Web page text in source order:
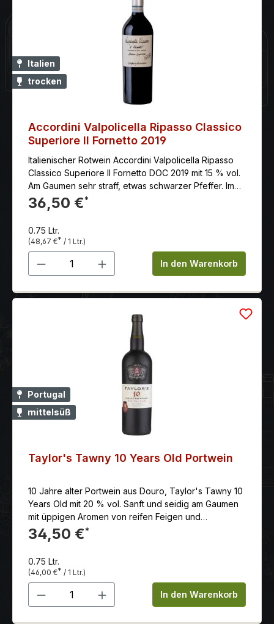
Italien
trocken
Accordini Valpolicella Ripasso Classico
Superiore Il Fornetto 2019
Italienischer Rotwein Accordini Valpolicella Ripasso
Classico Superiore Il Fornetto DOC 2019 mit 15 % vol.
Am Gaumen sehr straff, etwas schwarzer Pfeffer. Im
Nachhall sehr reife, weiche Tanine - gestützt durch
eine frische Säure die typisch für einen Valpolicella
36,50 €*
0.75 Ltr.
(48,67 €* / 1 Ltr.)
Produkt Anzahl: Gib denIn den Warenkorb
Portugal
mittelsüß
Taylor's Tawny 10 Years Old Portwein
10 Jahre alter Portwein aus Douro, Taylor's Tawny 10
Years Old mit 20 % vol. Sanft und seidig am Gaumen
mit üppigen Aromen von reifen Feigen und
marmeladigen Noten, die im Finale lange nachhallen.
Rebsorten: Tinta Amarela, Touriga Nacional, Touriga
Portugal Anbaugebiet: Douro DOC Erzeuger: Taylor's
Port Rebsorten: Tinta Amarela, Touriga Nacional,
Touriga Francesa, Tinta Roriz, Tinta Barocca, Tinta
Cao Farbe: rot Farbe: lohfarben, dunkles Bernstein
34,50 €*
0.75 Ltr.
(46,00 €* / 1 Ltr.)
Produkt Anzahl: Gib denIn den Warenkorb